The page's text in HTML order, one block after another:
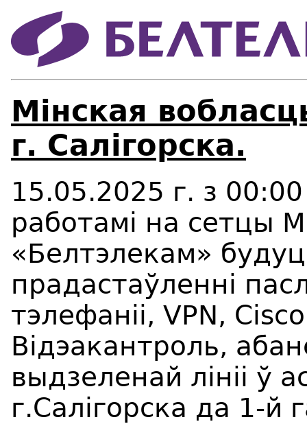
Мінская
г. Салігорска.
15.05.2025 г. з
работамі на сетцы
«Белтэлекам»
прадастаўленні
тэлефаніі, VPN,
Відэакантроль,
выдзеленай лініі ў
г.Салігорска да 1-й